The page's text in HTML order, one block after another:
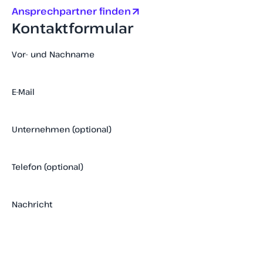
Ansprechpartner finden
Kontaktformular
Vor- und Nachname
E-Mail
Unternehmen (optional)
Telefon (optional)
Nachricht